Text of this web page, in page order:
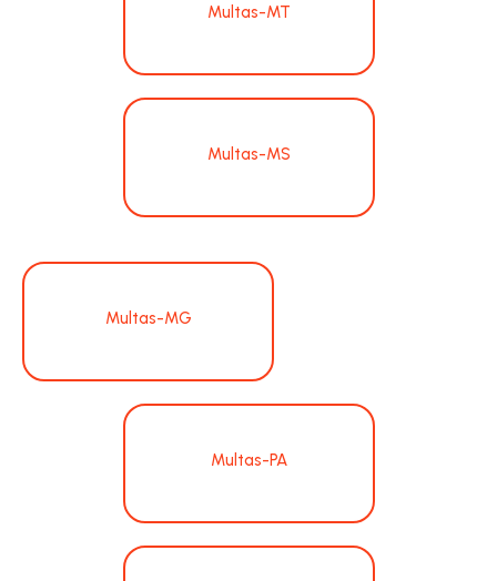
Multas-MT
Multas-MS
Multas-MG
Multas-PA